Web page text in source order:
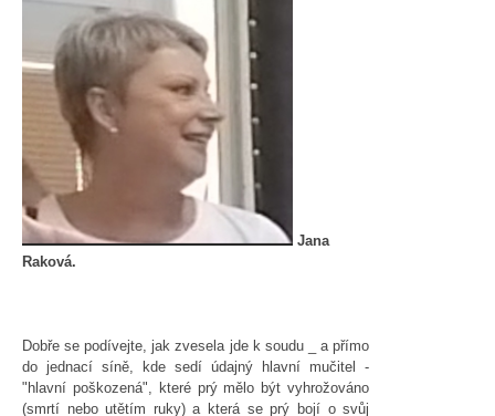
Jana
Raková.
Dobře se podívejte, jak zvesela jde k soudu _ a přímo
do jednací síně, kde sedí údajný hlavní mučitel -
"hlavní poškozená", které prý mělo být vyhrožováno
(smrtí nebo utětím ruky) a která se prý bojí o svůj